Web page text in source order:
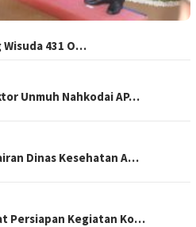
431 O…
Unmuh Nahkodai AP…
Dinas Kesehatan A…
Persiapan Kegiatan Ko…